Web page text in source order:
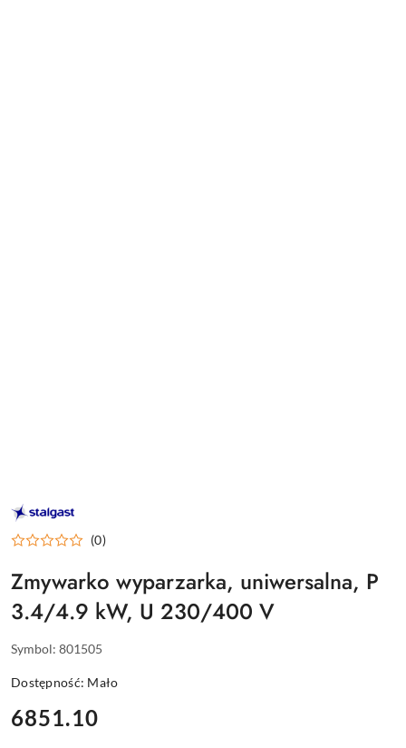
STALGAST
–
WYPOSAŻENIE
DLA
(0)
Zmywarko wyparzarka, uniwersalna, P
3.4/4.9 kW, U 230/400 V
Symbol: 801505
Dostępność: Mało
cena:
6851.10